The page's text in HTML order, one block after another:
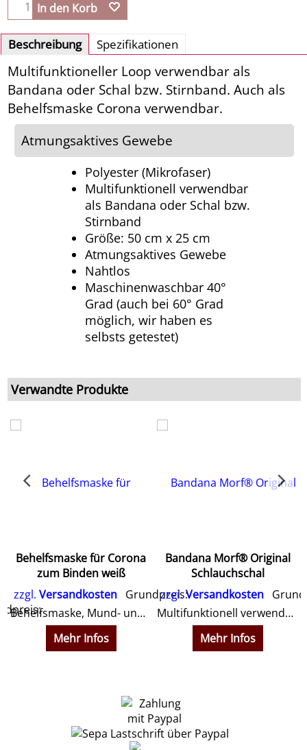
In den Korb
Beschreibung Spezifikationen
Multifunktioneller Loop verwendbar als
Bandana oder Schal bzw. Stirnband. Auch als
Behelfsmaske Corona verwendbar.
Atmungsaktives Gewebe
Polyester (Mikrofaser)
Multifunktionell verwendbar
als Bandana oder Schal bzw.
Stirnband
Größe: 50 cm x 25 cm
Atmungsaktives Gewebe
Nahtlos
Maschinenwaschbar 40°
Grad (auch bei 60° Grad
möglich, wir haben es
selbsts getestet)
Verwandte Produkte
Behelfsmaske für Corona
zum Binden weiß
zzgl.Versandkosten Grundpreis:
Behelfsmaske, Mund- und Nasenmaske, Gesichtsmaske für Corona Pandemie verwendbar.
Mehr Infos
Bandana Morf® Original
Schlauchschal
zzgl.Versandkosten
Multifunktionell verwendbar als Bandana oder Schal bzw. Stirnband. Auch als Behelfsmaske Corona verwendbar.
Mehr Infos